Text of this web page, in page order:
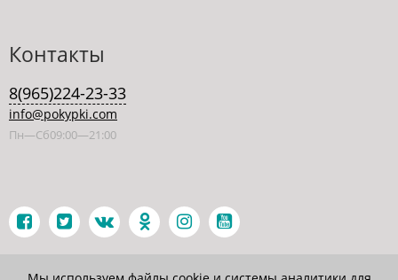
Контакты
8(965)224-23-33
info@pokypki.com
Пн—Сб09:00—21:00